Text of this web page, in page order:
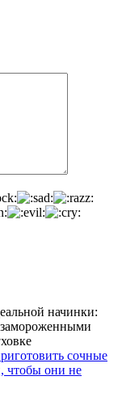
сочные
чтобы они не